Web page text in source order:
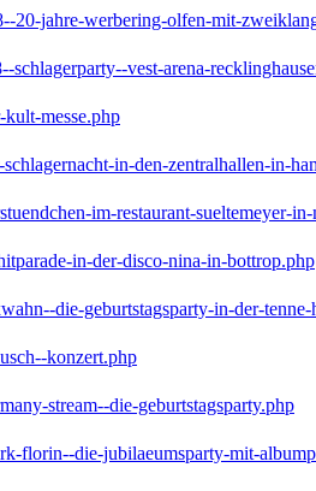
20-jahre-werbering-olfen-mit-
schlagerparty--vest-arena-
kult-messe.php
schlagernacht-in-den-zentralhallen-in-
im-restaurant-sueltemeyer-
in-der-disco-nina-in-bottrop.php
die-geburtstagsparty-in-der-tenne-
konzert.php
stream--die-geburtstagsparty.php
florin--die-jubilaeumsparty-mit-